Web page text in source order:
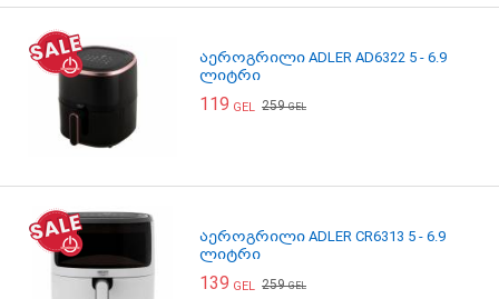
აეროგრილი ADLER AD6322 5 - 6.9
ლიტრი
119 GEL 259GEL
აეროგრილი ADLER CR6313 5 - 6.9
ლიტრი
139 GEL 259GEL